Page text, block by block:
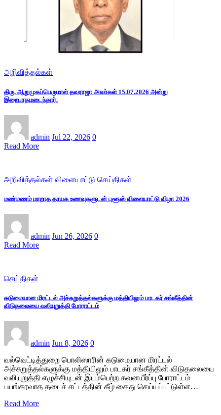
அறிவித்தல்கள்
திரு. ஆறுமுகப்பெருமாள் தவராஜா அவர்கள் 15.07.2026 அன்று
இறைபாதமடைந்தார்.
admin Jul 22, 2026 0
Read More
அறிவித்தல்கள் விளையாட்டு செய்திகள்
மண்மணம் மாறாத தாயக உணவுகளுடன் புளூஸ் விளையாட்டு விழா 2026
admin Jun 26, 2026 0
Read More
செய்திகள்
கடுமையான மிரட்டல் அச்சுறுத்தல்களுக்கு மத்தியிலும் பாடகர் சங்கீத்தின்
விடுதலையை வலியுறுத்தி போராட்டம்
admin Jun 8, 2026 0
வல்வெட்டித்துறை பொலிஸாரின் கடுமையான மிரட்டல்
அச்சுறுத்தல்களுக்கு மத்தியிலும் பாடகர் சங்கீத்தின் விடுதலையை
வலியுறுத்தி எழுச்சியுடன் இடம்பெற்ற கவனயீர்ப்பு போராட்டம்
பயங்கரவாத தடைச் சட்டத்தின் கீழ் கைது செய்யப்பட்டுள்ள…
Read More